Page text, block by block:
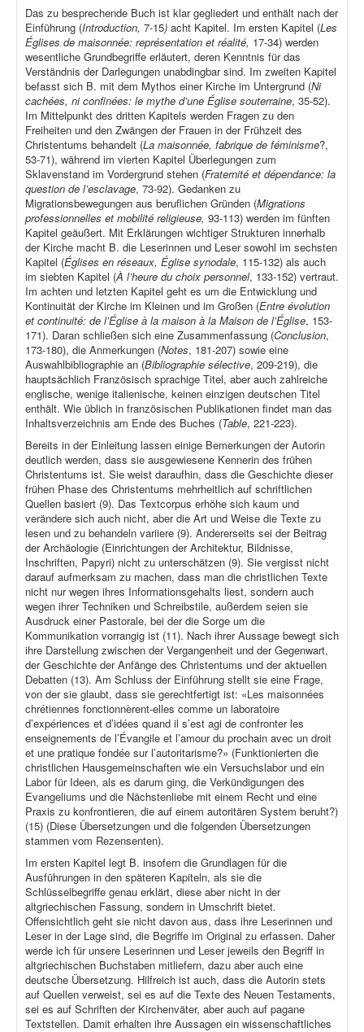
Das zu besprechende Buch ist klar gegliedert und enthält nach der
Einführung (Introduction, 7-15) acht Kapitel. Im ersten Kapitel (Les
Églises de maisonnée: représentation et réalité, 17-34) werden
wesentliche Grundbegriffe erläutert, deren Kenntnis für das
Verständnis der Darlegungen unabdingbar sind. Im zweiten Kapitel
befasst sich B. mit dem Mythos einer Kirche im Untergrund (Ni
cachées, ni confinées: le mythe d’une Église souterraine, 35-52).
Im Mittelpunkt des dritten Kapitels werden Fragen zu den
Freiheiten und den Zwängen der Frauen in der Frühzeit des
Christentums behandelt (La maisonnée, fabrique de féminisme?,
53-71), während im vierten Kapitel Überlegungen zum
Sklavenstand im Vordergrund stehen (Fraternité et dépendance: la
question de l’esclavage, 73-92). Gedanken zu
Migrationsbewegungen aus beruflichen Gründen (Migrations
professionnelles et mobilité religieuse, 93-113) werden im fünften
Kapitel geäußert. Mit Erklärungen wichtiger Strukturen innerhalb
der Kirche macht B. die Leserinnen und Leser sowohl im sechsten
Kapitel (Églises en réseaux, Église synodale, 115-132) als auch
im siebten Kapitel (À l’heure du choix personnel, 133-152) vertraut.
Im achten und letzten Kapitel geht es um die Entwicklung und
Kontinuität der Kirche im Kleinen und im Großen (Entre évolution
et continuité: de l’Église à la maison à la Maison de l’Église, 153-
171). Daran schließen sich eine Zusammenfassung (Conclusion,
173-180), die Anmerkungen (Notes, 181-207) sowie eine
Auswahlbibliographie an (Bibliographie sélective, 209-219), die
hauptsächlich Französisch sprachige Titel, aber auch zahlreiche
englische, wenige italienische, keinen einzigen deutschen Titel
enthält. Wie üblich in französischen Publikationen findet man das
Inhaltsverzeichnis am Ende des Buches (Table, 221-223).
Bereits in der Einleitung lassen einige Bemerkungen der Autorin
deutlich werden, dass sie ausgewiesene Kennerin des frühen
Christentums ist. Sie weist daraufhin, dass die Geschichte dieser
frühen Phase des Christentums mehrheitlich auf schriftlichen
Quellen basiert (9). Das Textcorpus erhöhe sich kaum und
verändere sich auch nicht, aber die Art und Weise die Texte zu
lesen und zu behandeln variiere (9). Andererseits sei der Beitrag
der Archäologie (Einrichtungen der Architektur, Bildnisse,
Inschriften, Papyri) nicht zu unterschätzen (9). Sie vergisst nicht
darauf aufmerksam zu machen, dass man die christlichen Texte
nicht nur wegen ihres Informationsgehalts liest, sondern auch
wegen ihrer Techniken und Schreibstile, außerdem seien sie
Ausdruck einer Pastorale, bei der die Sorge um die
Kommunikation vorrangig ist (11). Nach ihrer Aussage bewegt sich
ihre Darstellung zwischen der Vergangenheit und der Gegenwart,
der Geschichte der Anfänge des Christentums und der aktuellen
Debatten (13). Am Schluss der Einführung stellt sie eine Frage,
von der sie glaubt, dass sie gerechtfertigt ist: «Les maisonnées
chrétiennes fonctionnèrent-elles comme un laboratoire
d’expériences et d’idées quand il s’est agi de confronter les
enseignements de l’Évangile et l’amour du prochain avec un droit
et une pratique fondée sur l’autoritarisme?» (Funktionierten die
christlichen Hausgemeinschaften wie ein Versuchslabor und ein
Labor für Ideen, als es darum ging, die Verkündigungen des
Evangeliums und die Nächstenliebe mit einem Recht und eine
Praxis zu konfrontieren, die auf einem autoritären System beruht?)
(15) (Diese Übersetzungen und die folgenden Übersetzungen
stammen vom Rezensenten).
Im ersten Kapitel legt B. insofern die Grundlagen für die
Ausführungen in den späteren Kapiteln, als sie die
Schlüsselbegriffe genau erklärt, diese aber nicht in der
altgriechischen Fassung, sondern in Umschrift bietet.
Offensichtlich geht sie nicht davon aus, dass ihre Leserinnen und
Leser in der Lage sind, die Begriffe im Original zu erfassen. Daher
werde ich für unsere Leserinnen und Leser jeweils den Begriff in
altgriechischen Buchstaben mitliefern, dazu aber auch eine
deutsche Übersetzung. Hilfreich ist auch, dass die Autorin stets
auf Quellen verweist, sei es auf die Texte des Neuen Testaments,
sei es auf Schriften der Kirchenväter, aber auch auf pagane
Textstellen. Damit erhalten ihre Aussagen ein wissenschaftliches